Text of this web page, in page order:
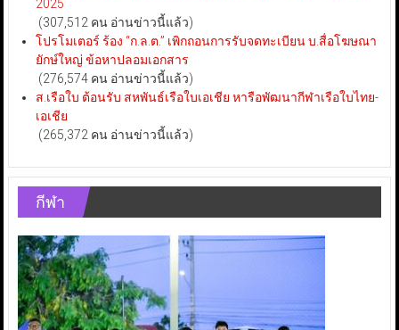
2025
(307,512 คน อ่านข่าวนี้แล้ว)
โปรโมเตอร์ ร้อง “ก.ล.ต.” เพิกถอนการรับจดทะเบียน บ.สื่อโฆษณา
ยักษ์ใหญ่ ข้อหาปลอมเอกสาร
(276,574 คน อ่านข่าวนี้แล้ว)
ส.เรือใบ ต้อนรับ สหพันธ์เรือใบเอเชีย หารือพัฒนากีฬาเรือใบไทย-
เอเชีย
(265,372 คน อ่านข่าวนี้แล้ว)
กีฬา